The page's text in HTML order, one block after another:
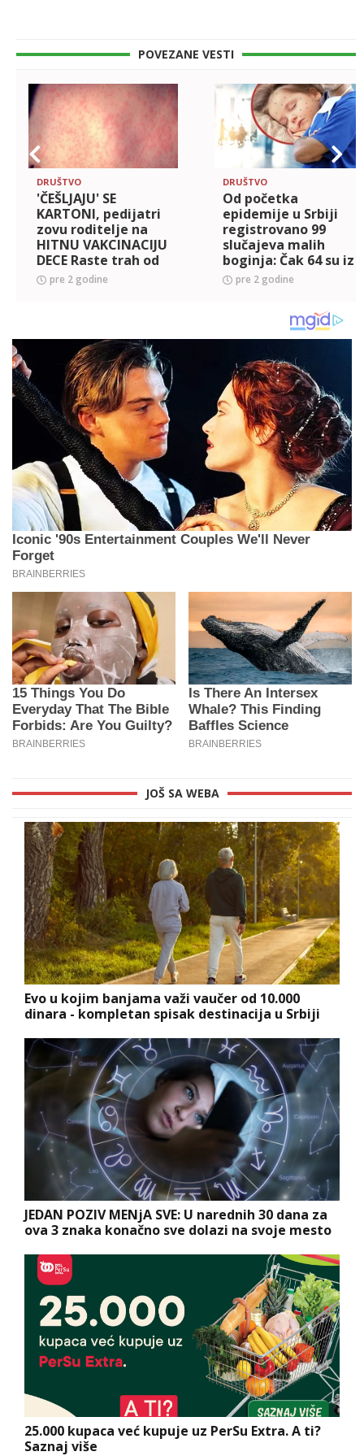
POVEZANE VESTI
DRUŠTVO
'ČEŠLJAJU' SE
KARTONI, pedijatri
zovu roditelje na
HITNU VAKCINACIJU
DECE Raste trah od
EPIDEMIJE MALIM
BOGINJAMA
pre 2 godine
DRUŠTVO
Od početka
epidemije u Srbiji
registrovano 99
slučajeva malih
boginja: Čak 64 su iz
Beograda
pre 2 godine
JOŠ SA WEBA
Evo u kojim banjama važi vaučer od 10.000
dinara - kompletan spisak destinacija u Srbiji
JEDAN POZIV MENjA SVE: U narednih 30 dana za
ova 3 znaka konačno sve dolazi na svoje mesto
25.000 kupaca već kupuje uz PerSu Extra. A ti?
Saznaj više